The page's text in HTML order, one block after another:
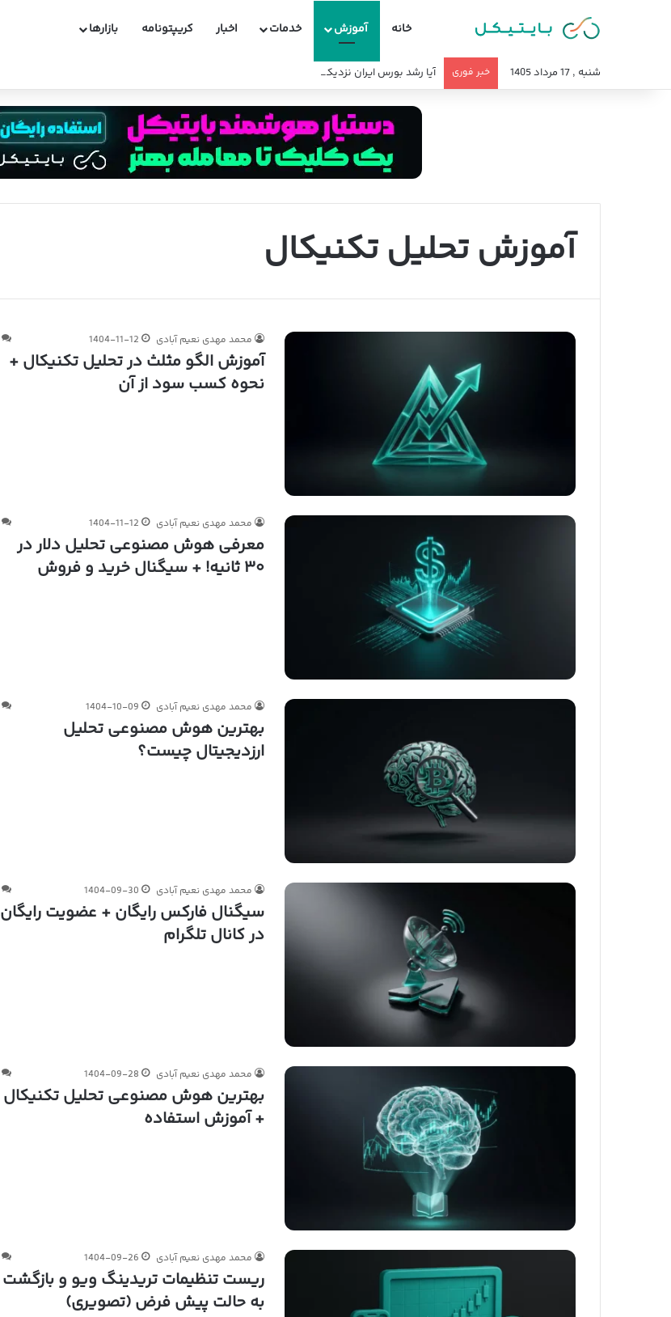
خانه آموزش خدمات اخبار کریپتونامه بازارها
شنبه , 17 مرداد 1405 خبر فوری آیا رشد بورس ایران نزدیک است؟ + معرفی جذاب ترین سهم ها
آموزش تحلیل تکنیکال
محمد مهدی نعیم آبادی 1404-11-12
آموزش الگو مثلث در تحلیل تکنیکال +
نحوه کسب سود از آن
محمد مهدی نعیم آبادی 1404-11-12
معرفی هوش مصنوعی تحلیل دلار در
۳۰ ثانیه! +‌ سیگنال خرید و فروش
محمد مهدی نعیم آبادی 1404-10-09
بهترین هوش مصنوعی تحلیل
ارزدیجیتال چیست؟
محمد مهدی نعیم آبادی 1404-09-30
سیگنال فارکس رایگان + عضویت رایگان
در کانال تلگرام
محمد مهدی نعیم آبادی 1404-09-28
بهترین هوش مصنوعی تحلیل تکنیکال
+ آموزش استفاده
محمد مهدی نعیم آبادی 1404-09-26
ریست تنظیمات تریدینگ ویو و بازگشت
به حالت پیش فرض (تصویری)